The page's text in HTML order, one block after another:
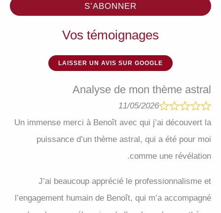
S’ABONNER
Vos témoignages
LAISSER UN AVIS SUR GOOGLE
Analyse de mon thème astral
11/05/2026
Un immense merci à Benoît avec qui j’ai découvert la
puissance d’un thème astral, qui a été pour moi
comme une révélation.
J’ai beaucoup apprécié le professionnalisme et
l’engagement humain de Benoît, qui m’a accompagné